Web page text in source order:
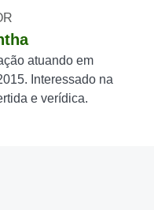
atuando em
Interessado na
e verídica.